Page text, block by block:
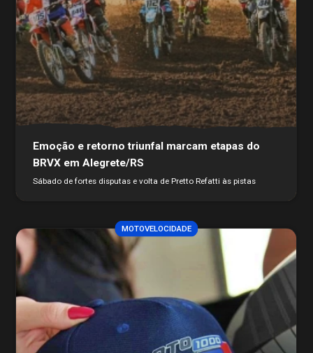
Emoção e retorno triunfal marcam etapas do
BRVX em Alegrete/RS
Sábado de fortes disputas e volta de Pretto Refatti às pistas
MOTOVELOCIDADE